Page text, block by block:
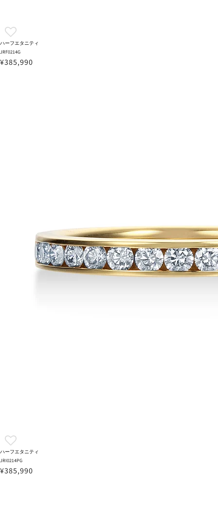
ハーフエタニティ
JRF0214G
¥385,990
ハーフエタニティ
JRI0214PG
¥385,990